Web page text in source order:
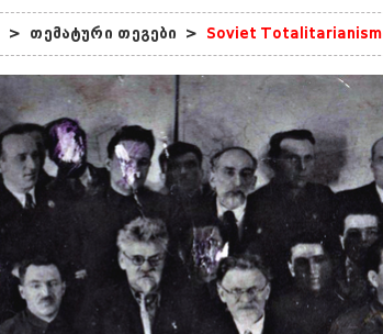
> თემატური თეგები > Soviet Totalitarianism